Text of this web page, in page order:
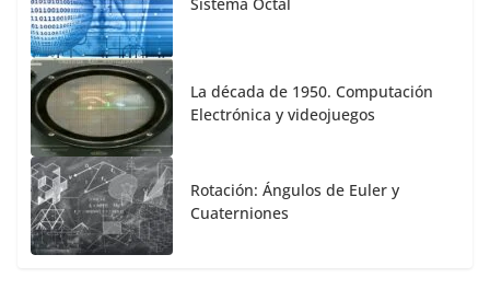
Sistema Octal
La década de 1950. Computación
Electrónica y videojuegos
Rotación: Ángulos de Euler y
Cuaterniones